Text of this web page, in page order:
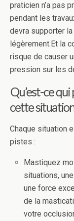
praticien n’a pas
pendant les
devra supporter
légèrement.Et la
risque de causer
pression sur les
Qu’est-ce
cette
Chaque situation
pistes :
Mastiquez
situations,
une force
de la
votre